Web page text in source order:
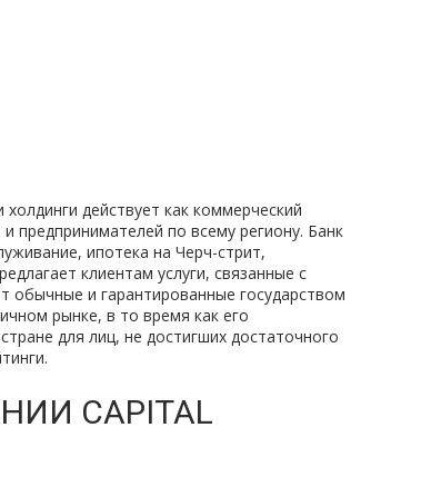
действует как коммерческий
предпринимателей по всему региону. Банк
ипотека на Черч-стрит,
клиентам услуги, связанные с
обычные и гарантированные государством
рынке, в то время как его
для лиц, не достигших достаточного
CAPITAL